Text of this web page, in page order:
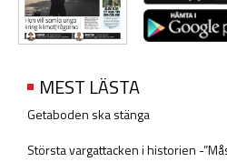
MEST LÄSTA
Getaboden ska stänga
Största vargattacken i historien -